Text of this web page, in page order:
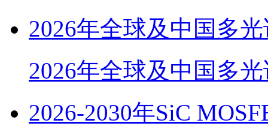
2026年全球及中国多
2026年全球及中国多
2026-2030年SiC